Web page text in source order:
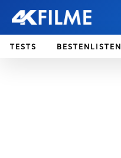
TESTS BESTENLISTEN